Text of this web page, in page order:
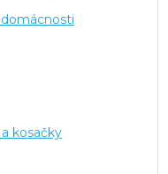
kosačky